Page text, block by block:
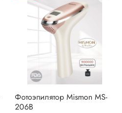
Фотоэпилятор Mismon MS-
206B